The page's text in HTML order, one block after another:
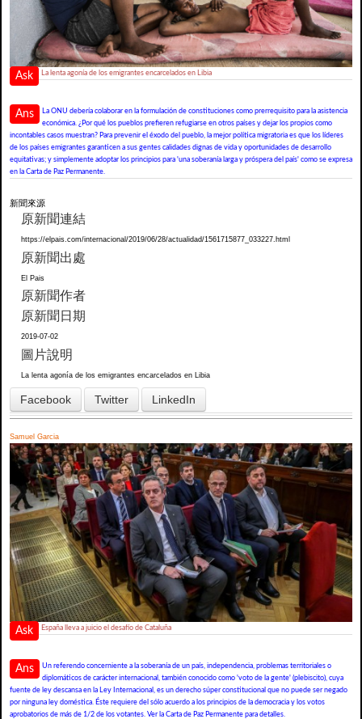
Ask La lenta agonía de los emigrantes encarcelados en Libia
Ans
La ONU debería colaborar en la formulación de constituciones como prerrequisito para la asistencia
económica. ¿Por qué los pueblos prefieren refugiarse en otros países y dejar los propios como
incontables casos muestran? Para prevenir el éxodo del pueblo, la mejor política migratoria es que los líderes
de los países emigrantes garanticen a sus gentes calidades dignas de vida y oportunidades de desarrollo
equitativas; y simplemente adoptar los principios para 'una soberanía larga y próspera del país' como se expresa
en la Carta de Paz Permanente.
新聞來源
原新聞連結
https://elpais.com/internacional/2019/06/28/actualidad/1561715877_033227.html
原新聞出處
El Pais
原新聞作者
原新聞日期
2019-07-02
圖片說明
La lenta agonía de los emigrantes encarcelados en Libia
Facebook Twitter LinkedIn
Samuel Garcia
Ask España lleva a juicio el desafío de Cataluña
Ans
Un referendo concerniente a la soberanía de un país, independencia, problemas territoriales o
diplomáticos de carácter internacional, también conocido como 'voto de la gente' (plebiscito), cuya
fuente de ley descansa en la Ley Internacional, es un derecho súper constitucional que no puede ser negado
por ninguna ley doméstica. Éste requiere del sólo acuerdo a los principios de la democracia y los votos
aprobatorios de más de 1/2 de los votantes. Ver la Carta de Paz Permanente para detalles.